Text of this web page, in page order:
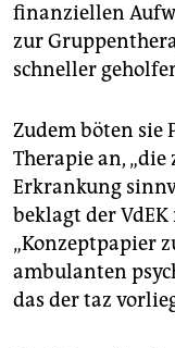
finanziellen
zur
schneller
Zudem böten
Therapie an,
Erkrankung
beklagt der
„Konzeptpapier
ambulanten
das der taz